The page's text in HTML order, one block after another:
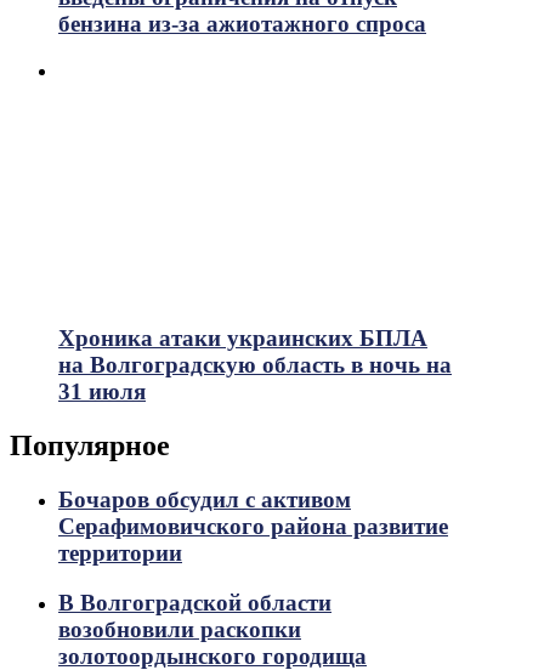
бензина из-за ажиотажного спроса
Хроника атаки украинских БПЛА
на Волгоградскую область в ночь на
31 июля
Популярное
Бочаров обсудил с активом
Серафимовичского района развитие
территории
В Волгоградской области
возобновили раскопки
золотоордынского городища